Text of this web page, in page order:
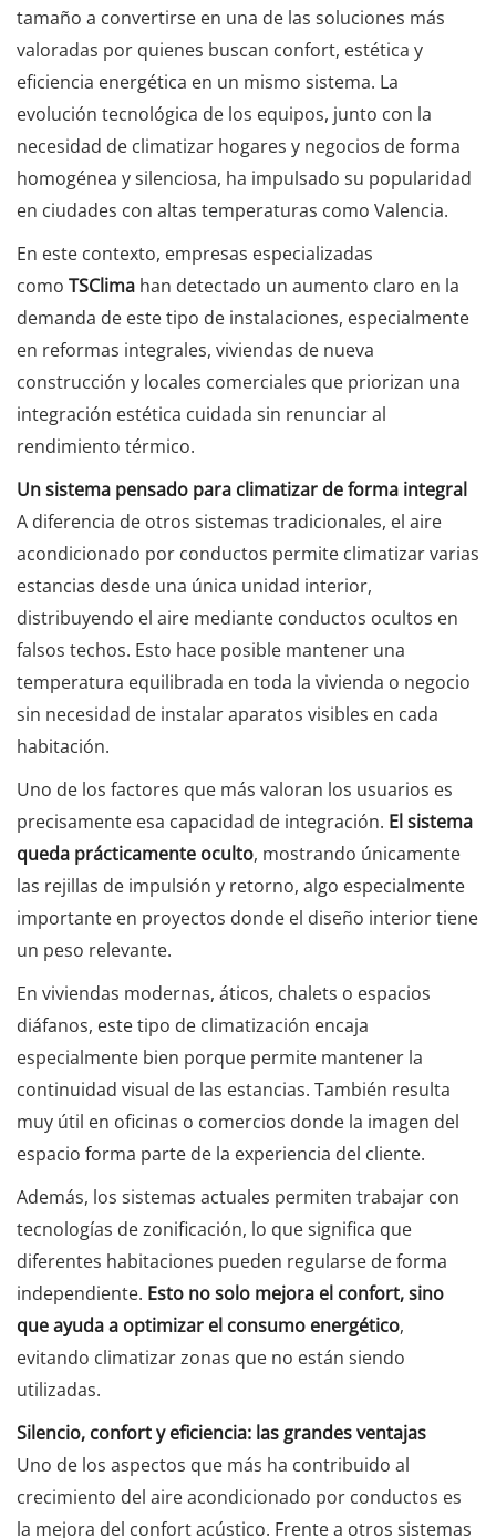
tamaño a convertirse en una de las soluciones más
valoradas por quienes buscan confort, estética y
eficiencia energética en un mismo sistema. La
evolución tecnológica de los equipos, junto con la
necesidad de climatizar hogares y negocios de forma
homogénea y silenciosa, ha impulsado su popularidad
en ciudades con altas temperaturas como Valencia.
En este contexto, empresas especializadas
como TSClima han detectado un aumento claro en la
demanda de este tipo de instalaciones, especialmente
en reformas integrales, viviendas de nueva
construcción y locales comerciales que priorizan una
integración estética cuidada sin renunciar al
rendimiento térmico.
Un sistema pensado para climatizar de forma integral
A diferencia de otros sistemas tradicionales, el aire
acondicionado por conductos permite climatizar varias
estancias desde una única unidad interior,
distribuyendo el aire mediante conductos ocultos en
falsos techos. Esto hace posible mantener una
temperatura equilibrada en toda la vivienda o negocio
sin necesidad de instalar aparatos visibles en cada
habitación.
Uno de los factores que más valoran los usuarios es
precisamente esa capacidad de integración. El sistema
queda prácticamente oculto, mostrando únicamente
las rejillas de impulsión y retorno, algo especialmente
importante en proyectos donde el diseño interior tiene
un peso relevante.
En viviendas modernas, áticos, chalets o espacios
diáfanos, este tipo de climatización encaja
especialmente bien porque permite mantener la
continuidad visual de las estancias. También resulta
muy útil en oficinas o comercios donde la imagen del
espacio forma parte de la experiencia del cliente.
Además, los sistemas actuales permiten trabajar con
tecnologías de zonificación, lo que significa que
diferentes habitaciones pueden regularse de forma
independiente. Esto no solo mejora el confort, sino
que ayuda a optimizar el consumo energético,
evitando climatizar zonas que no están siendo
utilizadas.
Silencio, confort y eficiencia: las grandes ventajas
Uno de los aspectos que más ha contribuido al
crecimiento del aire acondicionado por conductos es
la mejora del confort acústico. Frente a otros sistemas